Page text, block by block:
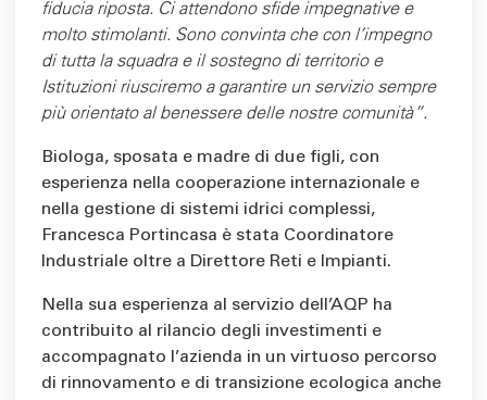
fiducia riposta. Ci attendono sfide impegnative e
molto stimolanti. Sono convinta che con l’impegno
di tutta la squadra e il sostegno di territorio e
Istituzioni riusciremo a garantire un servizio sempre
più orientato al benessere delle nostre comunità”.
Biologa, sposata e madre di due figli, con
esperienza nella cooperazione internazionale e
nella gestione di sistemi idrici complessi,
Francesca Portincasa è stata Coordinatore
Industriale oltre a Direttore Reti e Impianti.
Nella sua esperienza al servizio dell’AQP ha
contribuito al rilancio degli investimenti e
accompagnato l’azienda in un virtuoso percorso
di rinnovamento e di transizione ecologica anche